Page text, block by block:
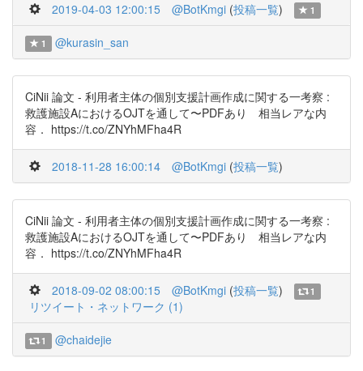
2019-04-03 12:00:15 @BotKmgi (投稿一覧) 1
1 @kurasin_san
CiNii 論文 - 利用者主体の個別支援計画作成に関する一考察 :
救護施設AにおけるOJTを通して〜PDFあり 相当レアな内
容． https://t.co/ZNYhMFha4R
2018-11-28 16:00:14 @BotKmgi (投稿一覧)
CiNii 論文 - 利用者主体の個別支援計画作成に関する一考察 :
救護施設AにおけるOJTを通して〜PDFあり 相当レアな内
容． https://t.co/ZNYhMFha4R
2018-09-02 08:00:15 @BotKmgi (投稿一覧) 1
リツイート・ネットワーク (1)
1 @chaidejie